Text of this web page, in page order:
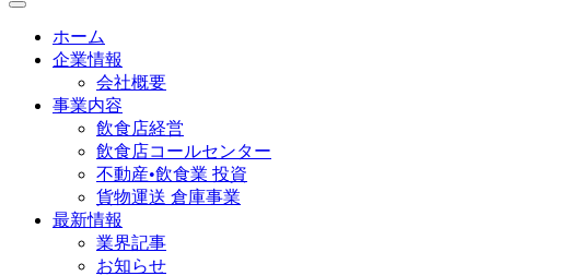
ホーム
企業情報
会社概要
事業内容
飲食店経営
飲食店コールセンター
不動産•飲食業 投資
貨物運送 倉庫事業
最新情報
業界記事
お知らせ